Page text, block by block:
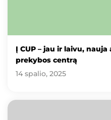
Į CUP – jau ir laivu,
prekybos centrą
14 spalio, 2025